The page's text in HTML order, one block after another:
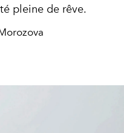
pleine de rêve.